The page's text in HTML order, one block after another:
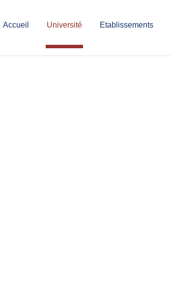
Accueil Université Etablissements